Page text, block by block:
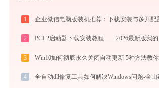
1
2
3
4 全自动dll修复工具如何解决Windows问题-金山